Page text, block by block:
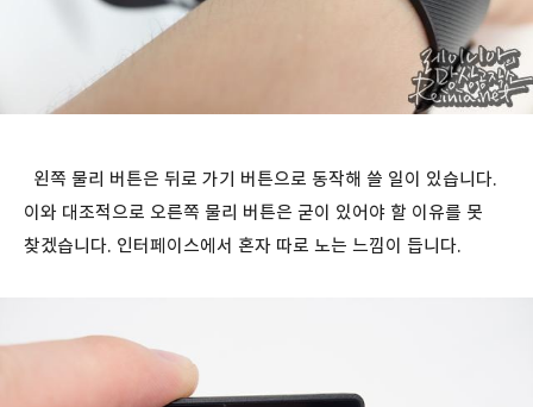
왼쪽 물리 버튼은 뒤로 가기 버튼으로 동작해 쓸 일이 있습니다.
이와 대조적으로 오른쪽 물리 버튼은 굳이 있어야 할 이유를 못
찾겠습니다. 인터페이스에서 혼자 따로 노는 느낌이 듭니다.